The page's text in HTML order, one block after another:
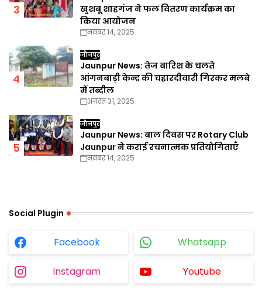
खुशबू शाहगंज ने फल वितरण कार्यक्रम का
किया आयोजन
नवंबर 14, 2025
जौनपुर
Jaunpur News: तेज बारिश के चलते
आंगनबाड़ी केन्द्र की चहारदीवारी गिरकर मलबे
में तब्दील
अगस्त 31, 2025
जौनपुर
Jaunpur News: बाल दिवस पर Rotary Club
Jaunpur ने कराई रचनात्मक प्रतियोगिताएँ
नवंबर 14, 2025
Social Plugin
Facebook Whatsapp
Instagram Youtube